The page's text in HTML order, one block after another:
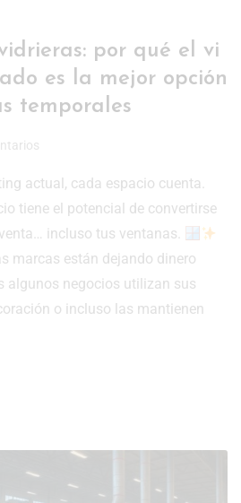
por qué el vi
es la mejor opción
temporales
actual, cada espacio cuenta.
tiene el potencial de convertirse
incluso tus ventanas.
marcas están dejando dinero
algunos negocios utilizan sus
o incluso las mantienen